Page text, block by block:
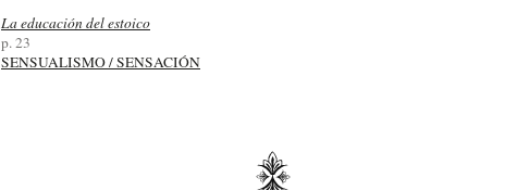
La educación del estoico
p. 23
SENSUALISMO / SENSACIÓN